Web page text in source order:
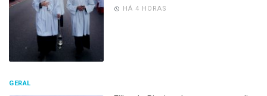
HÁ 4 HORAS
GERAL